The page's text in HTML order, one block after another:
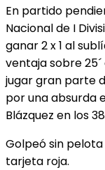
En partido
Nacional de I
ganar 2 x 1 al
ventaja sobre
jugar gran parte
por una absurda
Blázquez en los
Golpeó sin
tarjeta roja.